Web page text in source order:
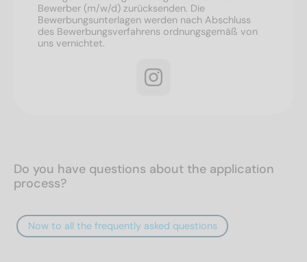
Bewerber (m/w/d) zurücksenden. Die
Bewerbungsunterlagen werden nach Abschluss
des Bewerbungsverfahrens ordnungsgemäß von
uns vernichtet.
Do you have questions about the application
process?
Now to all the frequently asked questions